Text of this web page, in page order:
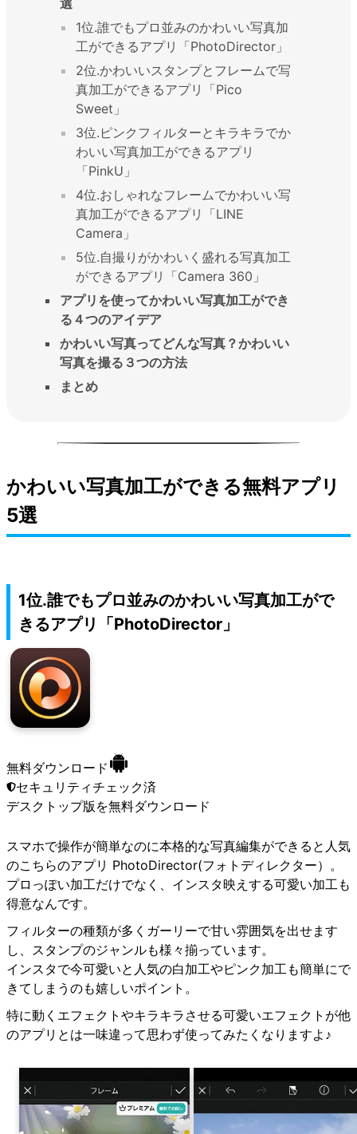
1位.誰でもプロ並みのかわいい写真加
工ができるアプリ「PhotoDirector」
2位.かわいいスタンプとフレームで写
真加工ができるアプリ「Pico
Sweet」
3位.ピンクフィルターとキラキラでか
わいい写真加工ができるアプリ
「PinkU」
4位.おしゃれなフレームでかわいい写
真加工ができるアプリ「LINE
Camera」
5位.自撮りがかわいく盛れる写真加工
ができるアプリ「Camera 360」
アプリを使ってかわいい写真加工ができ
る４つのアイデア
かわいい写真ってどんな写真？かわいい
写真を撮る３つの方法
まとめ
かわいい写真加工ができる無料アプリ
5選
1位.誰でもプロ並みのかわいい写真加工がで
きるアプリ「PhotoDirector」
無料ダウンロード
セキュリティチェック済
デスクトップ版 を無料ダウンロード
スマホで操作が簡単なのに本格的な写真編集ができると人気
のこちらのアプリ PhotoDirector(フォトディレクター）。
プロっぽい加工だけでなく、インスタ映えする可愛い加工も
得意なんです。
フィルターの種類が多くガーリーで甘い雰囲気を出せます
し、スタンプのジャンルも様々揃っています。
インスタで今可愛いと人気の白加工やピンク加工も簡単にで
きてしまうのも嬉しいポイント。
特に動くエフェクトやキラキラさせる可愛いエフェクトが他
のアプリとは一味違って思わず使ってみたくなりますよ♪